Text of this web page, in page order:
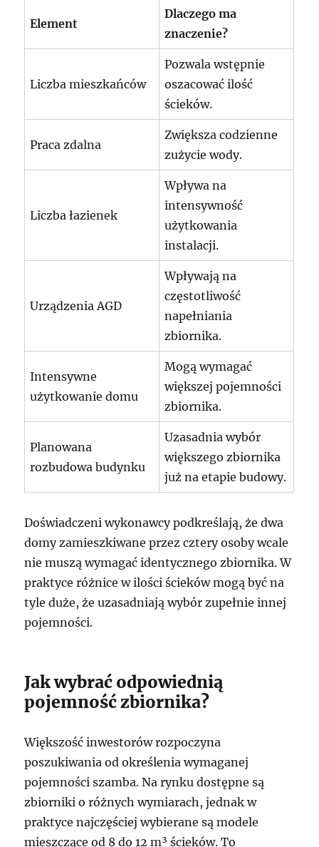
Element
Dlaczego ma
znaczenie?
Liczba mieszkańców
Pozwala wstępnie
oszacować ilość
ścieków.
Praca zdalna
Zwiększa codzienne
zużycie wody.
Liczba łazienek
Wpływa na
intensywność
użytkowania
instalacji.
Urządzenia AGD
Wpływają na
częstotliwość
napełniania
zbiornika.
Intensywne
użytkowanie domu
Mogą wymagać
większej pojemności
zbiornika.
Planowana
rozbudowa budynku
Uzasadnia wybór
większego zbiornika
już na etapie budowy.
Doświadczeni wykonawcy podkreślają, że dwa
domy zamieszkiwane przez cztery osoby wcale
nie muszą wymagać identycznego zbiornika. W
praktyce różnice w ilości ścieków mogą być na
tyle duże, że uzasadniają wybór zupełnie innej
pojemności.
Jak wybrać odpowiednią
pojemność zbiornika?
Większość inwestorów rozpoczyna
poszukiwania od określenia wymaganej
pojemności szamba. Na rynku dostępne są
zbiorniki o różnych wymiarach, jednak w
praktyce najczęściej wybierane są modele
mieszczące od 8 do 12 m³ ścieków. To